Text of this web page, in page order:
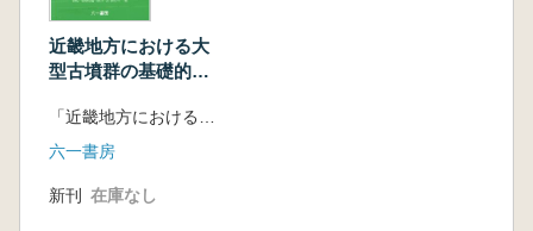
前方後円墳の二系列の王権構造 岸本直文
古市古墳群の成立と玉手山古墳群 安村俊
史
古市・百舌鳥古墳群における古墳の小型化
一瀬和夫
誉田御廟山古墳と今城塚古墳 −埴輪からみた
近畿地方における大
型古墳群の基礎的研
「近畿地方における大型古墳群の基礎的研究」(研究代表者 白石太一郎)研究グループ 編
六一書房
新刊 在庫なし